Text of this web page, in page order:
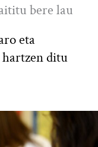
bere lau
eta
ditu